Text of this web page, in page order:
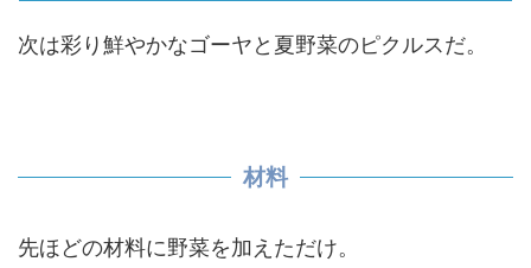
次は彩り鮮やかなゴーヤと夏野菜のピクルスだ。
材料
先ほどの材料に野菜を加えただけ。